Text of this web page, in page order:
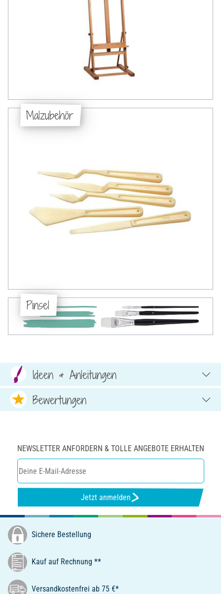
Malzubehör
Pinsel
Ideen & Anleitungen
Bewertungen
NEWSLETTER ANFORDERN & TOLLE ANGEBOTE ERHALTEN
Jetzt anmelden
Sichere Bestellung
Kauf auf Rechnung **
Versandkostenfrei ab 75 €*